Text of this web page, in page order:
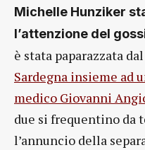
Michelle Hunziker
l’attenzione del
è stata paparazzata
Sardegna insieme ad
medico Giovanni
due si frequentino da
l’annuncio della